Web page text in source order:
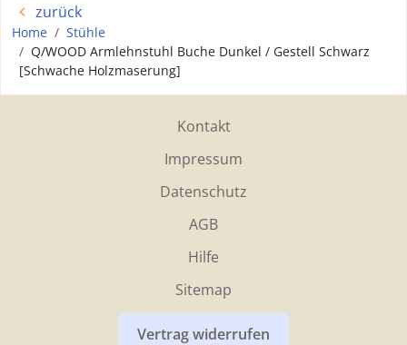
zurück
Home
Stühle
Q/WOOD Armlehnstuhl Buche Dunkel / Gestell Schwarz
[Schwache Holzmaserung]
Kontakt
Impressum
Datenschutz
AGB
Hilfe
Sitemap
Vertrag widerrufen